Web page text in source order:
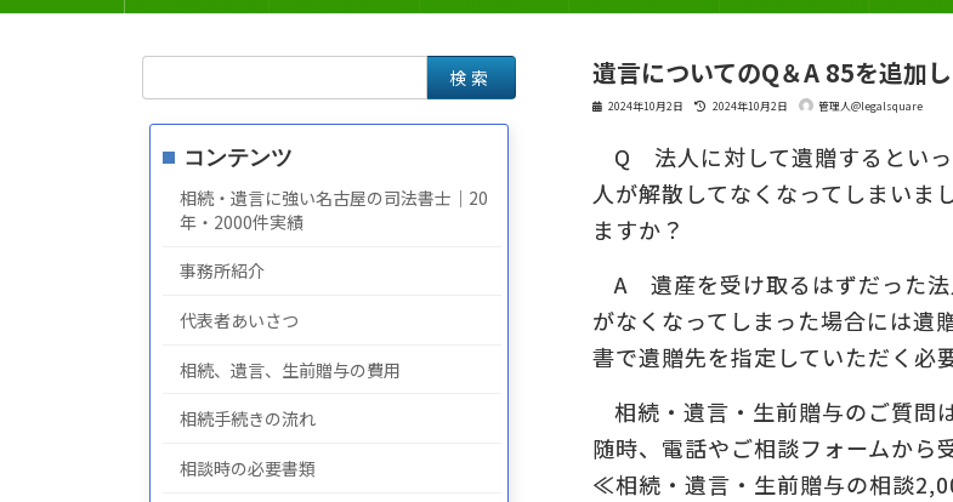
についてのの
遺言についてのQ＆A 85を追加し
2024年10月2日
最
新
日
2024年10月2日 管理人@legalsquare
Q 法人に対して遺贈するとい
人が解散してなくなってしまいま
ますか？
A 遺産を受け取るはずだった
がなくなってしまった場合には遺
書で遺贈先を指定していただく必
相続・遺言・生前贈与のご質問は
随時、電話やご相談フォームから
≪相続・遺言・生前贈与の相談
索:
コンテンツ
相続・遺言に強い名古屋の司法書士｜20
年・2000件実績
事務所紹介
代表者あいさつ
相続、遺言、生前贈与の費用
相続手続きの流れ
相談時の必要書類